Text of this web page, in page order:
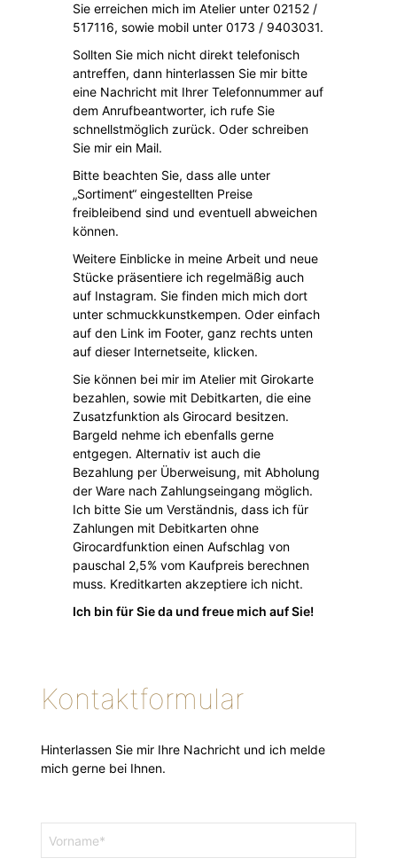
Sie erreichen mich im Atelier unter 02152 /
517116, sowie mobil unter 0173 / 9403031.
Sollten Sie mich nicht direkt telefonisch
antreffen, dann hinterlassen Sie mir bitte
eine Nachricht mit Ihrer Telefonnummer auf
dem Anrufbeantworter, ich rufe Sie
schnellstmöglich zurück. Oder schreiben
Sie mir ein Mail.
Bitte beachten Sie, dass alle unter
„Sortiment“ eingestellten Preise
freibleibend sind und eventuell abweichen
können.
Weitere Einblicke in meine Arbeit und neue
Stücke präsentiere ich regelmäßig auch
auf Instagram. Sie finden mich mich dort
unter schmuckkunstkempen. Oder einfach
auf den Link im Footer, ganz rechts unten
auf dieser Internetseite, klicken.
Sie können bei mir im Atelier mit Girokarte
bezahlen, sowie mit Debitkarten, die eine
Zusatzfunktion als Girocard besitzen.
Bargeld nehme ich ebenfalls gerne
entgegen. Alternativ ist auch die
Bezahlung per Überweisung, mit Abholung
der Ware nach Zahlungseingang möglich.
Ich bitte Sie um Verständnis, dass ich für
Zahlungen mit Debitkarten ohne
Girocardfunktion einen Aufschlag von
pauschal 2,5% vom Kaufpreis berechnen
muss. Kreditkarten akzeptiere ich nicht.
Ich bin für Sie da und freue mich auf Sie!
Kontaktformular
Hinterlassen Sie mir Ihre Nachricht und ich melde
mich gerne bei Ihnen.